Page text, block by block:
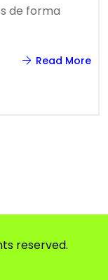
de forma
Read More
reserved.